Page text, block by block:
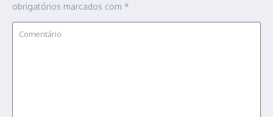
obrigatórios marcados com *